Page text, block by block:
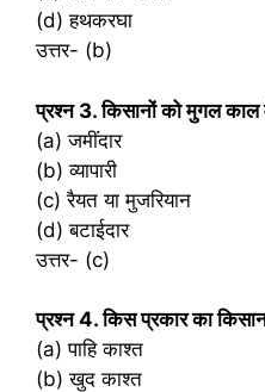
(d) हथकरघा
उत्तर- (b)
प्रश्‍न 3. किसानों को मुगल काल
(a) जमींदार
(b) व्यापारी
(c) रैयत या मुजरियान
(d) बटाईदार
उत्तर- (c)
प्रश्‍न 4. किस प्रकार का
(a) पाहि काश्त
(b) खुद काश्त